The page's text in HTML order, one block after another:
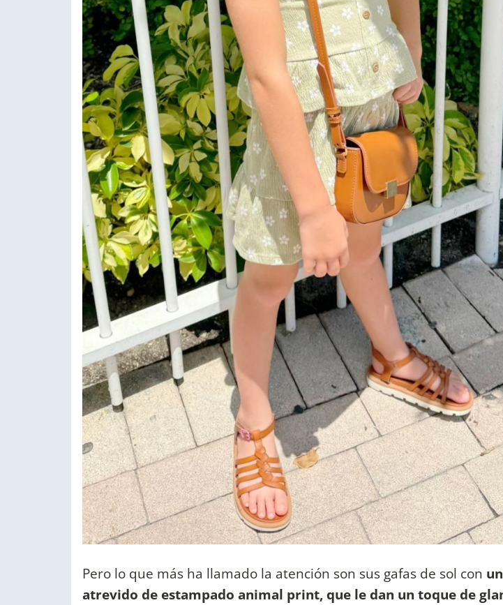
Pero lo que más ha llamado la atención son sus gafas de sol con
atrevido de estampado animal print, que le dan un toque de